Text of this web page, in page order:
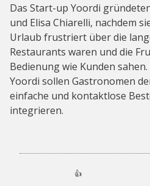
Das Start-up Yoordi
und Elisa Chiarelli, nachdem
Urlaub frustriert über die
Restaurants waren und die
Bedienung wie Kunden
Yoordi sollen Gastronomen
einfache und kontaktlose
integrieren.
👍